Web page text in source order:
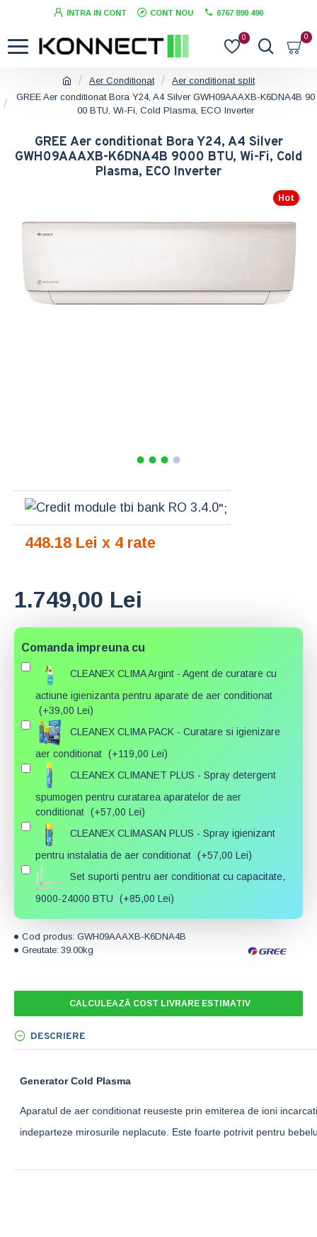
INTRA IN CONT CONT NOU 0767 890 490
0 0
Aer Conditionat
Aer conditionat split
GREE Aer conditionat Bora Y24, A4 Silver GWH09AAAXB-K6DNA4B 90
00 BTU, Wi-Fi, Cold Plasma, ECO Inverter
GREE Aer conditionat Bora Y24, A4 Silver
GWH09AAAXB-K6DNA4B 9000 BTU, Wi-Fi, Cold
Plasma, ECO Inverter
Hot
Cod produs: GWH09AAAXB-K6DNA4B
Greutate: 39.00kg
1.749,00 Lei
Comanda impreuna cu
CLEANEX CLIMA Argint - Agent de curatare cu
actiune igienizanta pentru aparate de aer conditionat
(+39,00 Lei)
CLEANEX CLIMA PACK - Curatare si igienizare
aer conditionat (+119,00 Lei)
CLEANEX CLIMANET PLUS - Spray detergent
spumogen pentru curatarea aparatelor de aer
conditionat (+57,00 Lei)
CLEANEX CLIMASAN PLUS - Spray igienizant
pentru instalatia de aer conditionat (+57,00 Lei)
Set suporti pentru aer conditionat cu capacitate,
9000-24000 BTU
(+85,00 Lei)
";
448.18 Lei x 4 rate
CALCULEAZĂ COST LIVRARE ESTIMATIV
DESCRIERE
Generator Cold Plasma
Aparatul de aer conditionat reuseste prin emiterea de ioni
indeparteze mirosurile neplacute. Este foarte potrivit pentru